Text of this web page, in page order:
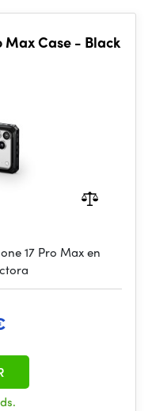
Max Case - Black
17 Pro Max en